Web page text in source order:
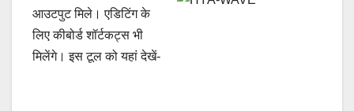
आउटपुट मिले। एडिटिंग के
लिए कीबोर्ड शॉर्टकट्स भी
मिलेंगे। इस टूल को यहां देखें-